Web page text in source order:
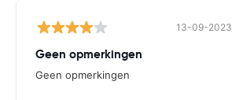
13-09-2023
Geen opmerkingen
Geen opmerkingen